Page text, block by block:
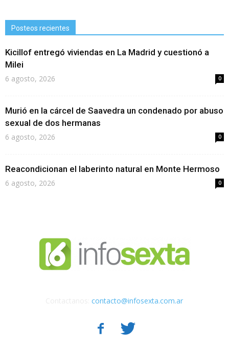
Posteos recientes
Kicillof entregó viviendas en La Madrid y cuestionó a
Milei
6 agosto, 2026 0
Murió en la cárcel de Saavedra un condenado por abuso
sexual de dos hermanas
6 agosto, 2026 0
Reacondicionan el laberinto natural en Monte Hermoso
6 agosto, 2026 0
contacto@infosexta.com.ar